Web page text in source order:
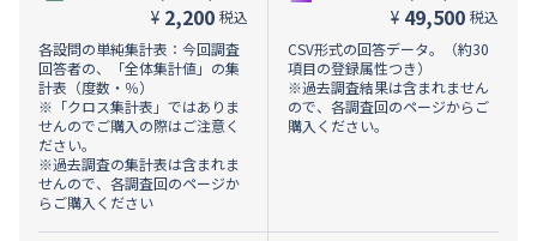
¥ 2,200 税込
各設問の単純集計表：今回調査
回答者の、「全体集計値」の集
計表（度数・％）
※「クロス集計表」ではありま
せんのでご購入の際はご注意く
ださい。
※過去調査の集計表は含まれま
せんので、各調査回のページか
らご購入ください
¥ 49,500 税込
CSV形式の回答データ。（約30
項目の登録属性つき）
※過去調査結果は含まれません
ので、各調査回のページからご
購入ください。